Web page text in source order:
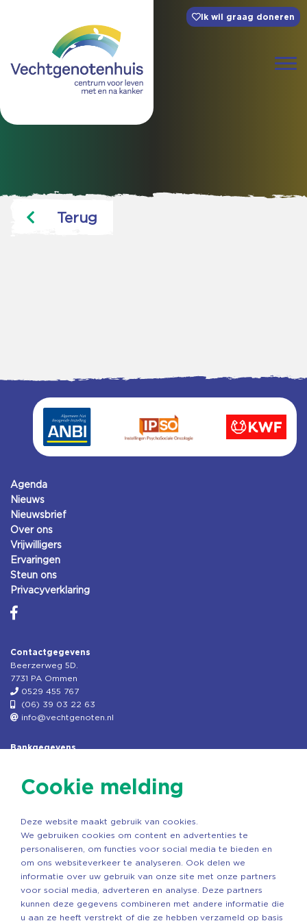
Ik wil graag doneren
Terug
Agenda
Nieuws
Nieuwsbrief
Over ons
Vrijwilligers
Ervaringen
Steun ons
Privacyverklaring
Contactgegevens
Beerzerweg 5D.
7731 PA Ommen
0529 455 767
(06) 39 03 22 63
info@vechtgenoten.nl
Bankgegevens
Rek.nr: NL85RABO0127579230
Copyright ©2026 Vechtgenoten
Cookie melding
Deze website maakt gebruik van cookies.
We gebruiken cookies om content en advertenties te
personaliseren, om functies voor social media te bieden en
om ons websiteverkeer te analyseren. Ook delen we
informatie over uw gebruik van onze site met onze partners
voor social media, adverteren en analyse. Deze partners
kunnen deze gegevens combineren met andere informatie die
u aan ze heeft verstrekt of die ze hebben verzameld op basis